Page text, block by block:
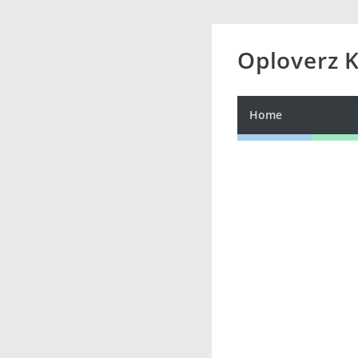
Oploverz
Home